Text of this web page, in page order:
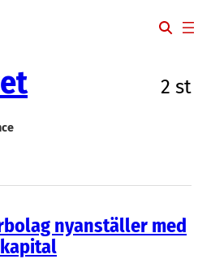
2 st
nyanställer med